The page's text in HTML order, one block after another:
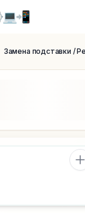
& Engineering
💻📲